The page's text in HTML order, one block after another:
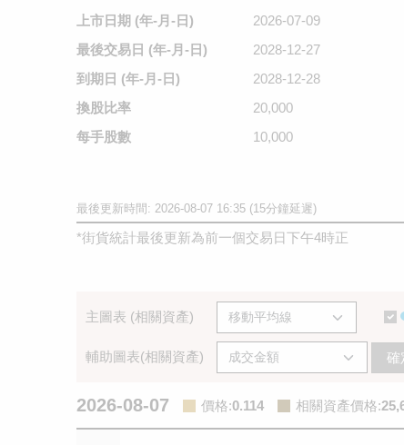
上市日期 (年-月-日)
2026-07-09
最後交易日 (年-月-日)
2028-12-27
到期日 (年-月-日)
2028-12-28
換股比率
20,000
每手股數
10,000
最後更新時間: 2026-08-07 16:35 (15分鐘延遲)
*街貨統計最後更新為前一個交易日下午4時正
主圖表 (相關資產)
輔助圖表(相關資產) 確
2026-08-07 價格:0.114 相關資產價格: